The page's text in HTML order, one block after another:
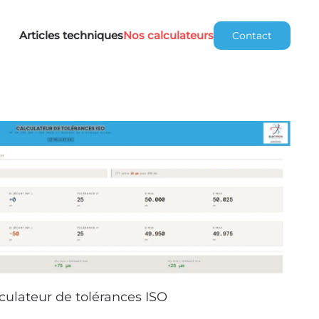
Articles techniquesNos calculateurs Contact
de tolérances ISO